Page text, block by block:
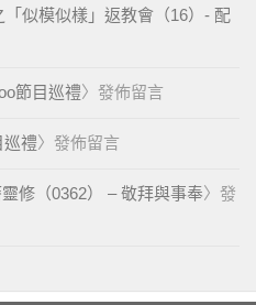
「似模似樣」返教會（16）- 配
節目巡禮〉發佈留言
巡禮〉發佈留言
修（0362） – 敬拜與事奉〉發